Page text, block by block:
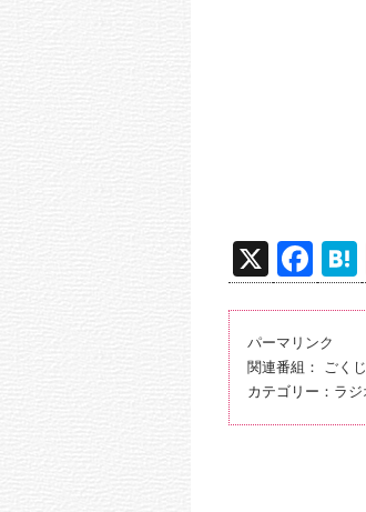
X
F
a
c
e
b
o
パーマリンク
関連番組：
ごく
カテゴリー： ラジ